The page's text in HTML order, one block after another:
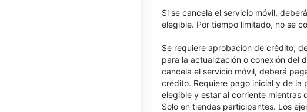
Si se cancela el servicio móvil,
elegible. Por tiempo limitado, no se
Se requiere aprobación de crédito,
para la actualización o conexión del
cancela el servicio móvil, deberá
crédito. Requiere pago inicial y de la
elegible y estar al corriente
Solo en tiendas participantes. Los